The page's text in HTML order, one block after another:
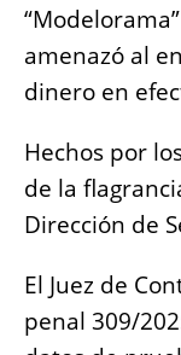
amenazó al
dinero en
Hechos por
de la
Dirección de
El Juez de
penal 309/